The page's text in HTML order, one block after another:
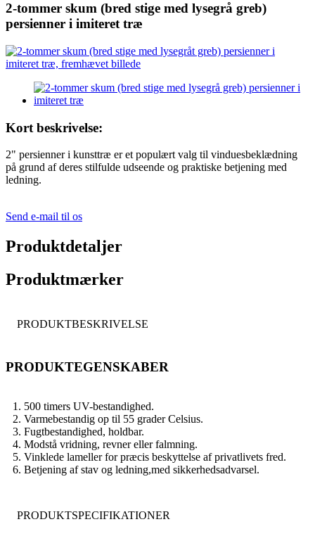
2-tommer skum (bred stige med lysegrå greb)
persienner i imiteret træ
Kort beskrivelse:
2" persienner i kunsttræ er et populært valg til vinduesbeklædning
på grund af deres stilfulde udseende og praktiske betjening med
ledning.
Send e-mail til os
Produktdetaljer
Produktmærker
PRODUKTBESKRIVELSE
PRODUKTEGENSKABER
1. 500 timers UV-bestandighed.
2. Varmebestandig op til 55 grader Celsius.
3. Fugtbestandighed, holdbar.
4. Modstå vridning, revner eller falmning.
5. Vinklede lameller for præcis beskyttelse af privatlivets fred.
6. Betjening af stav og ledning,med sikkerhedsadvarsel.
PRODUKTSPECIFIKATIONER